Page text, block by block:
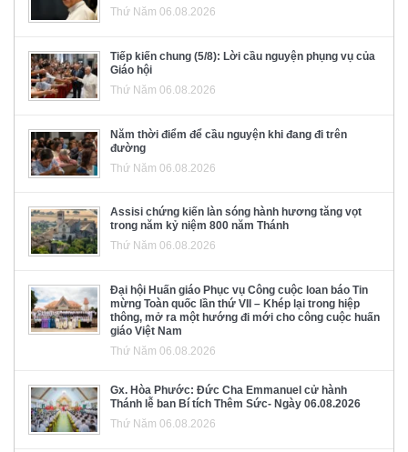
Thứ Năm 06.08.2026
Tiếp kiến chung (5/8): Lời cầu nguyện phụng vụ của
Giáo hội
Thứ Năm 06.08.2026
Năm thời điểm để cầu nguyện khi đang đi trên
đường
Thứ Năm 06.08.2026
Assisi chứng kiến làn sóng hành hương tăng vọt
trong năm kỷ niệm 800 năm Thánh
Thứ Năm 06.08.2026
Đại hội Huấn giáo Phục vụ Công cuộc loan báo Tin
mừng Toàn quốc lần thứ VII – Khép lại trong hiệp
thông, mở ra một hướng đi mới cho công cuộc huấn
giáo Việt Nam
Thứ Năm 06.08.2026
Gx. Hòa Phước: Đức Cha Emmanuel cử hành
Thánh lễ ban Bí tích Thêm Sức- Ngày 06.08.2026
Thứ Năm 06.08.2026